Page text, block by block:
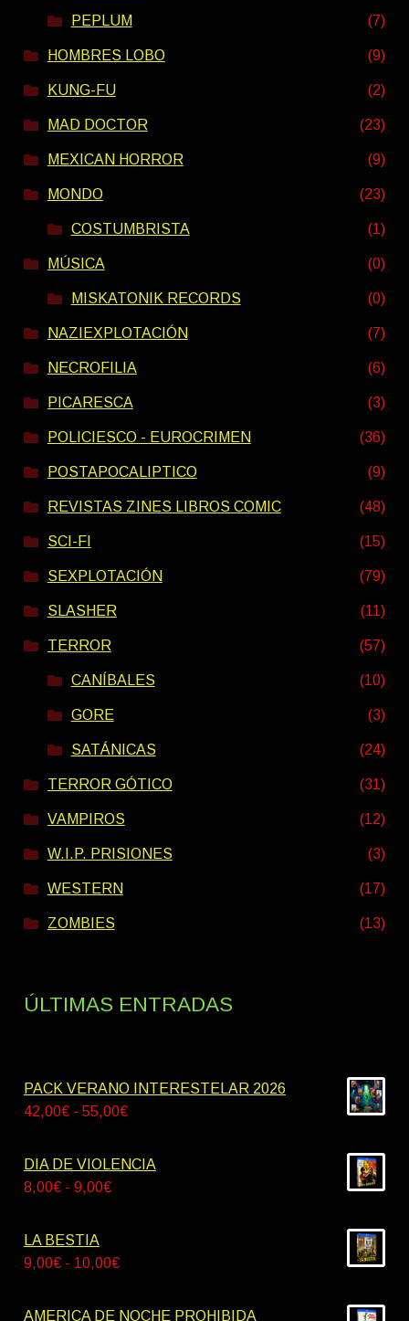
PEPLUM (7)
HOMBRES LOBO (9)
KUNG-FU (2)
MAD DOCTOR (23)
MEXICAN HORROR (9)
MONDO (23)
COSTUMBRISTA (1)
MÚSICA (0)
MISKATONIK RECORDS (0)
NAZIEXPLOTACIÓN (7)
NECROFILIA (6)
PICARESCA (3)
POLICIESCO - EUROCRIMEN (36)
POSTAPOCALIPTICO (9)
REVISTAS ZINES LIBROS COMIC (48)
SCI-FI (15)
SEXPLOTACIÓN (79)
SLASHER (11)
TERROR (57)
CANÍBALES (10)
GORE (3)
SATÁNICAS (24)
TERROR GÓTICO (31)
VAMPIROS (12)
W.I.P. PRISIONES (3)
WESTERN (17)
ZOMBIES (13)
ÚLTIMAS ENTRADAS
PACK VERANO INTERESTELAR 2026
42,00€ - 55,00€Rango
precios:
DIA DE VIOLENCIA
8,00€ - 9,00€Rango
desde
LA BESTIA
9,00€ - 10,00€Rango
precios:
AMERICA DE NOCHE PROHIBIDA